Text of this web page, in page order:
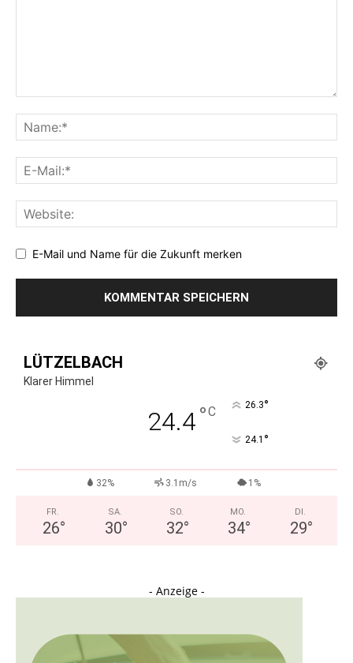
E-Mail und Name für die Zukunft merken
LÜTZELBACH
Klarer Himmel
24.4°C 26.3°
24.1 °
32% 3.1m/s 1%
FR.
26°
SA.
30°
SO.
32°
MO.
34°
DI.
29°
- Anzeige -